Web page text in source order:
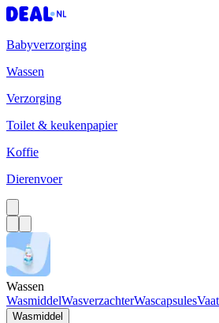
Babyverzorging
Wassen
Verzorging
Toilet & keukenpapier
Koffie
Dierenvoer
Wassen
WasmiddelWasverzachterWascapsules
Wasmiddel